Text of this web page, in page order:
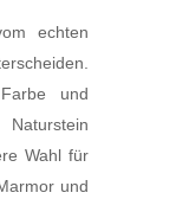
echten
und
Wahl für
und